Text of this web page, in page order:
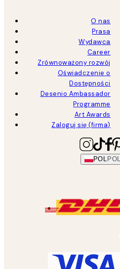
O nas
Prasa
Wydawca
Career
Zrównoważony rozwój
Oświadczenie o
Dostępności
Desenio Ambassador
Programme
Art Awards
Zaloguj się (firma)
POL